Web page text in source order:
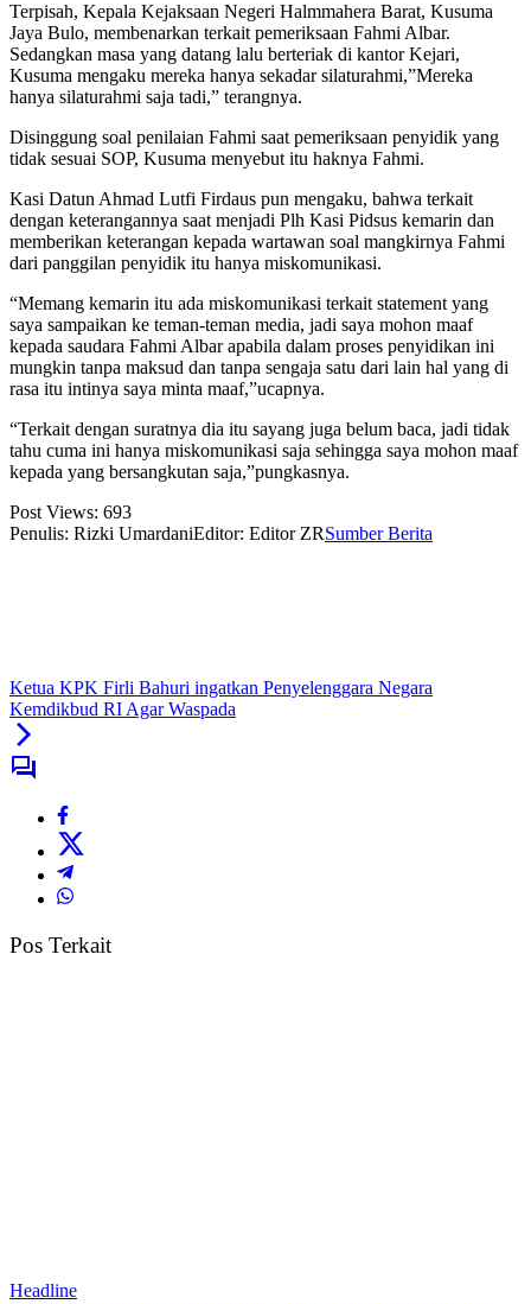
Terpisah, Kepala Kejaksaan Negeri Halmmahera Barat, Kusuma
Jaya Bulo, membenarkan terkait pemeriksaan Fahmi Albar.
Sedangkan masa yang datang lalu berteriak di kantor Kejari,
Kusuma mengaku mereka hanya sekadar silaturahmi,”Mereka
hanya silaturahmi saja tadi,” terangnya.
Disinggung soal penilaian Fahmi saat pemeriksaan penyidik yang
tidak sesuai SOP, Kusuma menyebut itu haknya Fahmi.
Kasi Datun Ahmad Lutfi Firdaus pun mengaku, bahwa terkait
dengan keterangannya saat menjadi Plh Kasi Pidsus kemarin dan
memberikan keterangan kepada wartawan soal mangkirnya Fahmi
dari panggilan penyidik itu hanya miskomunikasi.
“Memang kemarin itu ada miskomunikasi terkait statement yang
saya sampaikan ke teman-teman media, jadi saya mohon maaf
kepada saudara Fahmi Albar apabila dalam proses penyidikan ini
mungkin tanpa maksud dan tanpa sengaja satu dari lain hal yang di
rasa itu intinya saya minta maaf,”ucapnya.
“Terkait dengan suratnya dia itu sayang juga belum baca, jadi tidak
tahu cuma ini hanya miskomunikasi saja sehingga saya mohon maaf
kepada yang bersangkutan saja,”pungkasnya.
Post Views: 693
Penulis: Rizki UmardaniEditor: Editor ZRSumber Berita
Ketua KPK Firli Bahuri ingatkan Penyelenggara Negara
Kemdikbud RI Agar Waspada
Pos Terkait
Headline